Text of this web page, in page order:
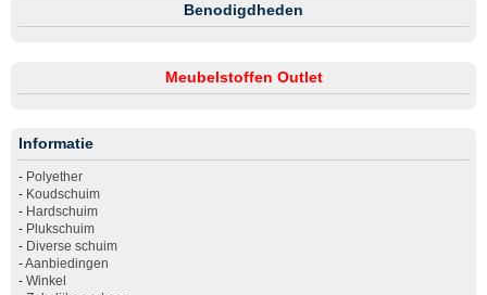
Benodigdheden
Meubelstoffen Outlet
Informatie
- Polyether
- Koudschuim
- Hardschuim
- Plukschuim
- Diverse schuim
-Aanbiedingen
- Winkel